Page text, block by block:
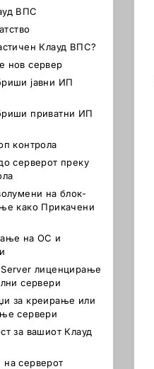
ВПС
Клауд ВПС?
нов сервер
јавни ИП
приватни ИП
контрола
серверот преку
на блок-
како Прикачени
на ОС и
лиценцирање
сервери
за креирање или
сервери
за вашиот Клауд
серверот